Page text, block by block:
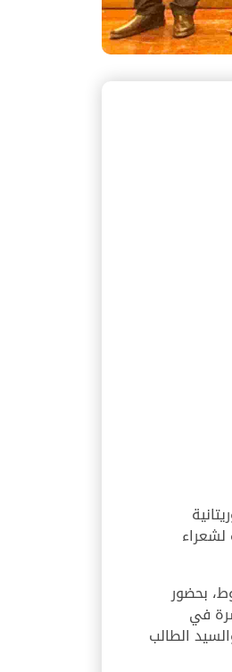
مدى 3 أيام بمشاركة واسعة لشعراء
بحضور
في
الطالب